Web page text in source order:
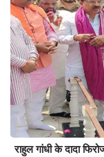
राहुल गांधी के दादा